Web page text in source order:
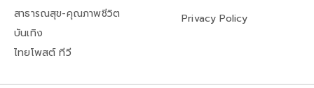
สาธารณสุข-คุณภาพชีวิต
บันเทิง
ไทยโพสต์ ทีวี
Privacy Policy